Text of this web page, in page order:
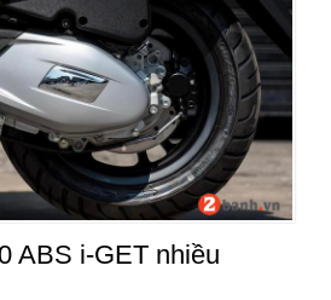
ABS i-GET nhiều